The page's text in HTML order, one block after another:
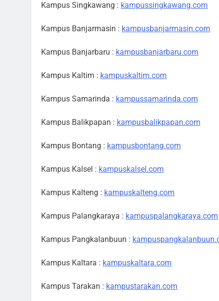
Kampus Singkawang : kampussingkawang.com
Kampus Banjarmasin : kampusbanjarmasin.com
Kampus Banjarbaru : kampusbanjarbaru.com
Kampus Kaltim : kampuskaltim.com
Kampus Samarinda : kampussamarinda.com
Kampus Balikpapan : kampusbalikpapan.com
Kampus Bontang : kampusbontang.com
Kampus Kalsel : kampuskalsel.com
Kampus Kalteng : kampuskalteng.com
Kampus Palangkaraya : kampuspalangkaraya.com
Kampus Pangkalanbuun :
Kampus Kaltara : kampuskaltara.com
Kampus Tarakan : kampustarakan.com